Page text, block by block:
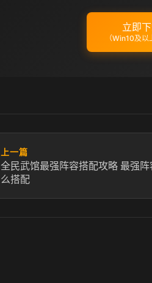
立即
（Win10及以
上一篇
全民武馆最强阵容搭配攻略 最强阵
么搭配